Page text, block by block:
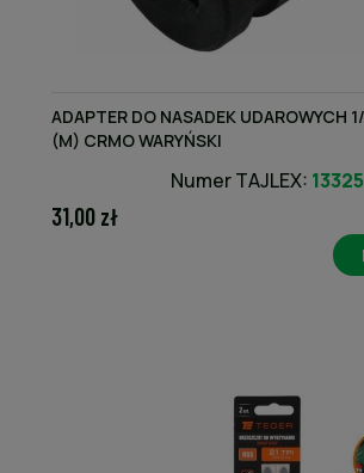
ADAPTER DO NASADEK UDAROWYCH
(M) CRMO WARYŃSKI
Numer TAJLEX: 13325
31,00 zł